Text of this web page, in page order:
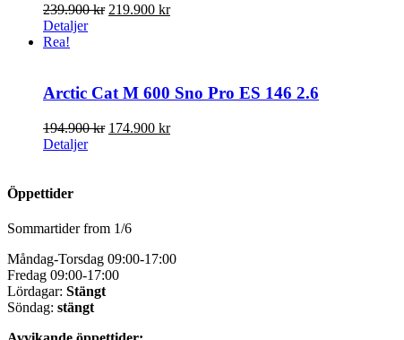
239.900kr Det
219.900 krDet
Detaljer
Rea!
Arctic Cat M 600 Sno Pro ES 146 2.6
194.900kr Det
174.900 krDet
Detaljer
Öppettider
Sommartider from 1/6
Måndag-Torsdag 09:00-17:00
Fredag 09:00-17:00
Lördagar: Stängt
Söndag: stängt